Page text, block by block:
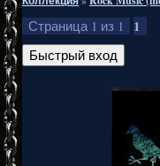
Страница 1 из 1 1